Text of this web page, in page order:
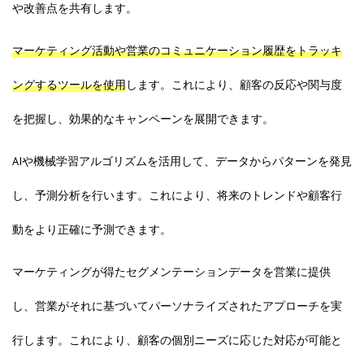
や改善点を共有します。
マーケティング活動や営業のコミュニケーション履歴をトラッキ
ングするツールを使用します。これにより、顧客の反応や関与度
を把握し、効果的なキャンペーンを展開できます。
AIや機械学習アルゴリズムを活用して、データからパターンを発見
し、予測分析を行います。これにより、将来のトレンドや顧客行
動をより正確に予測できます。
マーケティングが得たセグメンテーションデータを営業に提供
し、営業がそれに基づいてパーソナライズされたアプローチを実
行します。これにより、顧客の個別ニーズに応じた対応が可能と